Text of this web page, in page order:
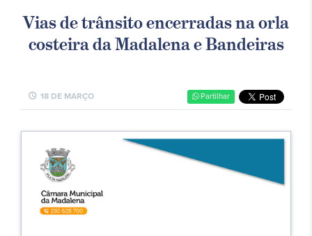
Vias de trânsito encerradas na orla
costeira da Madalena e Bandeiras
schedule 18 DE MARÇO Partilhar